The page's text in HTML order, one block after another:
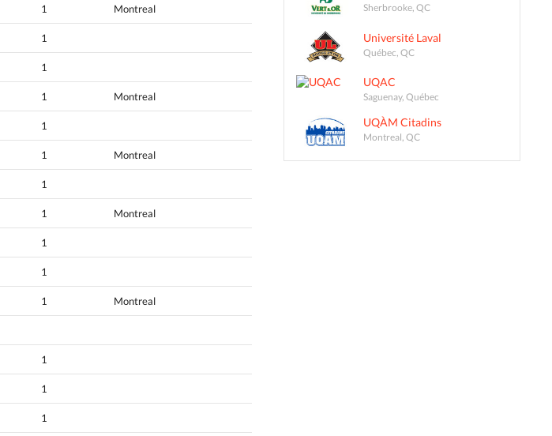
1 Montreal
1
1
1 Montreal
1
1 Montreal
1
1 Montreal
1
1
1 Montreal
1
1
1
Sherbrooke, QC
Université Laval
Québec, QC
UQAC
Saguenay, Québec
UQÀM Citadins
Montreal, QC